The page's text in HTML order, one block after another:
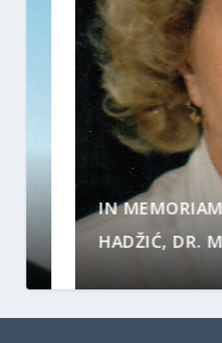
IN MEMORIAM:
HADŽIĆ, DR. MED.